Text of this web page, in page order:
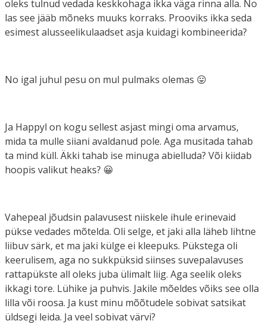
oleks tulnud vedada keskkohaga ikka väga rinna alla. No
las see jääb mõneks muuks korraks. Prooviks ikka seda
esimest alusseelikulaadset asja kuidagi kombineerida?
No igal juhul pesu on mul pulmaks olemas 😛
Ja Happyl on kogu sellest asjast mingi oma arvamus,
mida ta mulle siiani avaldanud pole. Aga musitada tahab
ta mind küll. Äkki tahab ise minuga abielluda? Või kiidab
hoopis valikut heaks? 😀
Vahepeal jõudsin palavusest niiskele ihule erinevaid
pükse vedades mõtelda. Oli selge, et jaki alla läheb lihtne
liibuv särk, et ma jaki külge ei kleepuks. Pükstega oli
keerulisem, aga no sukkpüksid siinses suvepalavuses
rattapükste all oleks juba ülimalt liig. Aga seelik oleks
ikkagi tore. Lühike ja puhvis. Jakile mõeldes võiks see olla
lilla või roosa. Ja kust minu mõõtudele sobivat satsikat
üldsegi leida. Ja veel sobivat värvi?